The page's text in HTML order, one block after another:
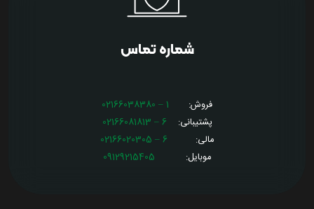
شماره تماس
فروش: 1 – 02166038380
پشتیبانی:
مالی:
موبایل: 09129215405